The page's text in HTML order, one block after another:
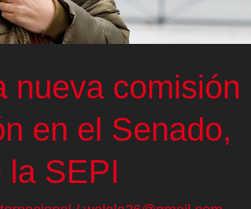
nueva comisión
en el Senado,
la SEPI